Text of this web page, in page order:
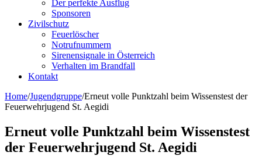
Der perfekte Ausflug
Sponsoren
Zivilschutz
Feuerlöscher
Notrufnummern
Sirenensignale in Österreich
Verhalten im Brandfall
Kontakt
Home/Jugendgruppe/Erneut volle Punktzahl beim Wissenstest der
Feuerwehrjugend St. Aegidi
Erneut volle Punktzahl beim Wissenstest
der Feuerwehrjugend St. Aegidi